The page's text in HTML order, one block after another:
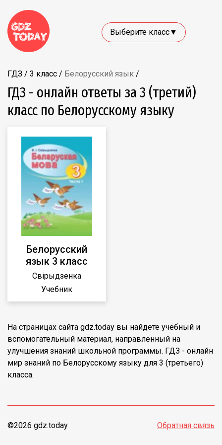
Выберите класс▼
ГДЗ / 3 класс / Белорусский язык /
ГДЗ - онлайн ответы за 3 (третий)
класс по Белорусскому языку
Белорусский
язык 3 класс
Свірыдзенка
Учебник
На страницах сайта gdz.today вы найдете учебный и
вспомогательный материал, направленный на
улучшения знаний школьной программы. ГДЗ - онлайн
мир знаний по Белорусскому языку для 3 (третьего)
класса.
©2026 gdz.today Обратная связь